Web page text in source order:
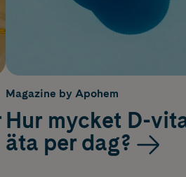
Magazine by Apohem
Hur mycket D-
äta per dag?